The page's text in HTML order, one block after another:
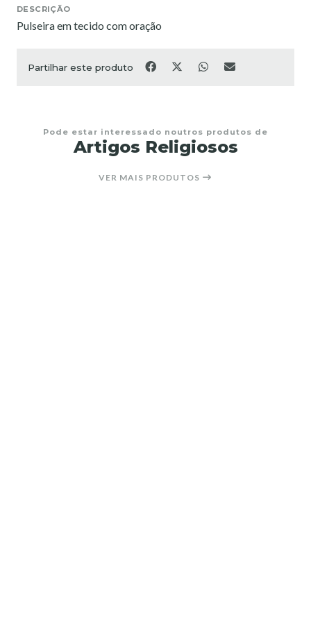
DESCRIÇÃO
Pulseira em tecido com oração
Partilhar este produto
Pode estar interessado noutros produtos de
Artigos Religiosos
VER MAIS PRODUTOS